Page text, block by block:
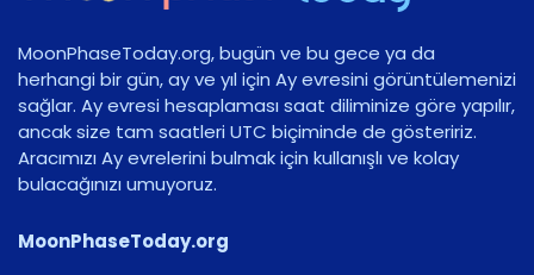
MoonPhaseToday.org, bugün ve bu gece ya da
herhangi bir gün, ay ve yıl için Ay evresini görüntülemenizi
sağlar. Ay evresi hesaplaması saat diliminize göre yapılır,
ancak size tam saatleri UTC biçiminde de gösteririz.
Aracımızı Ay evrelerini bulmak için kullanışlı ve kolay
bulacağınızı umuyoruz.
MoonPhaseToday.org